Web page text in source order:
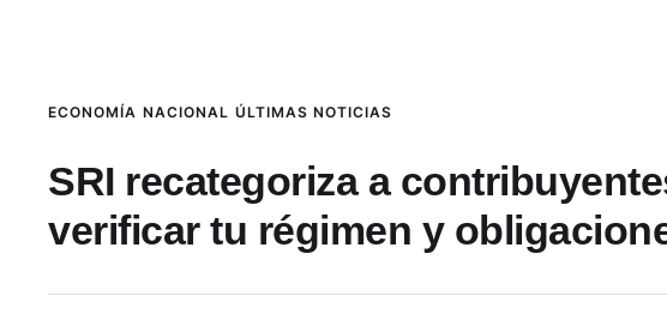
ECONOMÍA NACIONAL ÚLTIMAS NOTICIAS
SRI recategoriza a
verificar tu régimen y